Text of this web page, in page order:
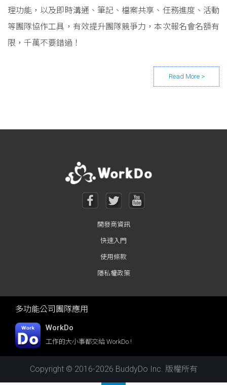
理功能，以及即時溝通、筆記、檔案共享、任務進度、活動
等團隊協作工具，有效提升團隊競爭力，本次報名會名額有
限，千萬不要錯過！
Posts navigation
開發商資訊
快速入門
使用條款
隱私權政策
多功能公司團隊應用
WorkDo
工作的大小事都交給 WorkDo !
Copyright © 2016-2026 BuddyDo Inc. 版權所有